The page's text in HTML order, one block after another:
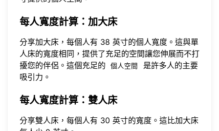
每人寬度計算：加大床
分享加大床，每個人有 38 英寸的個人寬度。這與單
人床的寬度相同，提供了充足的空間讓您伸展而不打
擾您的伴侶。這個充足的
個人空間
是許多人的主要
吸引力。
每人寬度計算：雙人床
分享雙人床，每個人有 30 英寸的寬度。這比加大床